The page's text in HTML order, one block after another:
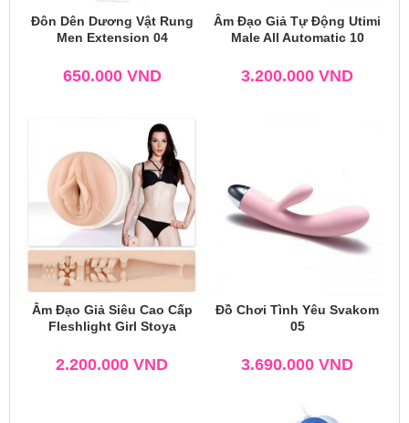
Đôn Dên Dương Vật Rung
Men Extension 04
650.000 VND
Âm Đạo Giả Tự Động Utimi
Male All Automatic 10
3.200.000 VND
Âm Đạo Giả Siêu Cao Cấp
Fleshlight Girl Stoya
2.200.000 VND
Đồ Chơi Tình Yêu Svakom
05
3.690.000 VND